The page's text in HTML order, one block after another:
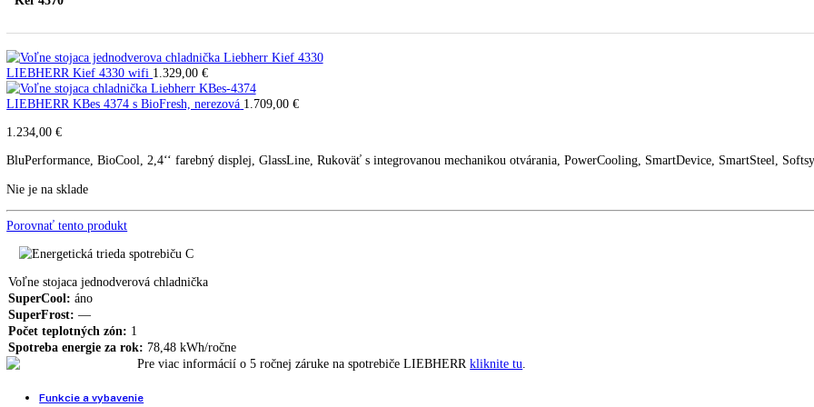
LIEBHERR Kef 4370 nerezové dvere
Kef 4370
LIEBHERR Kief 4330 wifi
LIEBHERR KBes 4374 s BioFresh, nerezová
1.234,00